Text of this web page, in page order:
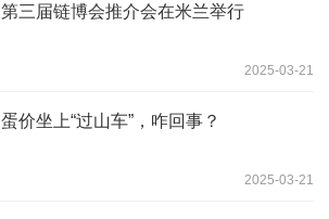
第三届链博会推介会在米兰举行
2025-03-21
蛋价坐上“过山车”，咋回事？
2025-03-21